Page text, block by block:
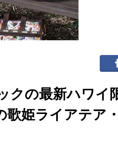
クの最新ハワイ
歌姫ライアテア